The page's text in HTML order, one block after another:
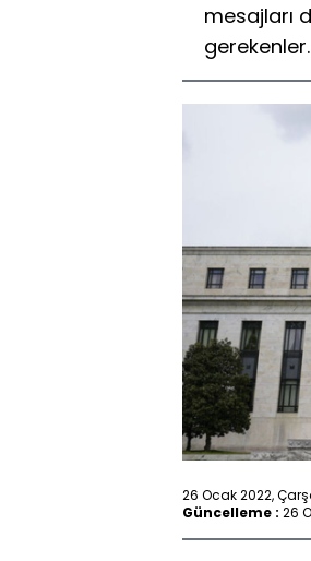
mesajları
26 Ocak 2022,
Güncelleme : 26